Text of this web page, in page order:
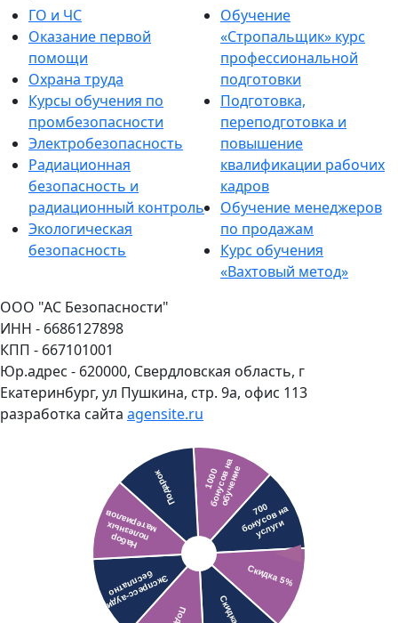
ГО и ЧС
Оказание первой
помощи
Охрана труда
Курсы обучения по
промбезопасности
Электробезопасность
Радиационная
безопасность и
радиационный контроль
Экологическая
безопасность
Обучение
«Стропальщик» курс
профессиональной
подготовки
Подготовка,
переподготовка и
повышение
квалификации рабочих
кадров
Обучение менеджеров
по продажам
Курс обучения
«Вахтовый метод»
ООО "АС Безопасности"
ИНН - 6686127898
КПП - 667101001
Юр.адрес - 620000, Свердловская область, г
Екатеринбург, ул Пушкина, стр. 9а, офис 113
разработка сайта agensite.ru